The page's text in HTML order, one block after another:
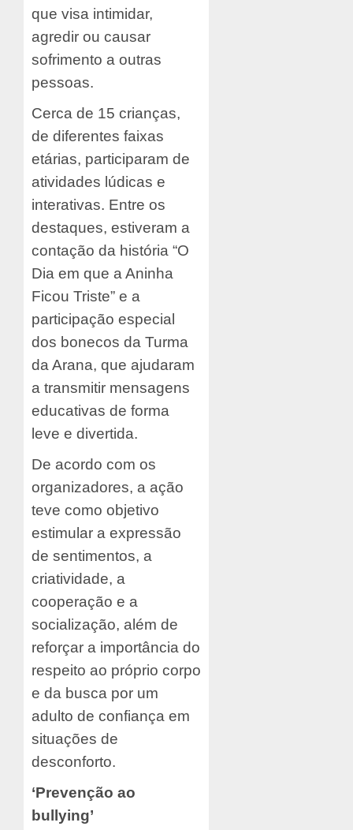
que visa intimidar,
agredir ou causar
sofrimento a outras
pessoas.
Cerca de 15 crianças,
de diferentes faixas
etárias, participaram de
atividades lúdicas e
interativas. Entre os
destaques, estiveram a
contação da história “O
Dia em que a Aninha
Ficou Triste” e a
participação especial
dos bonecos da Turma
da Arana, que ajudaram
a transmitir mensagens
educativas de forma
leve e divertida.
De acordo com os
organizadores, a ação
teve como objetivo
estimular a expressão
de sentimentos, a
criatividade, a
cooperação e a
socialização, além de
reforçar a importância do
respeito ao próprio corpo
e da busca por um
adulto de confiança em
situações de
desconforto.
‘Prevenção ao
bullying’